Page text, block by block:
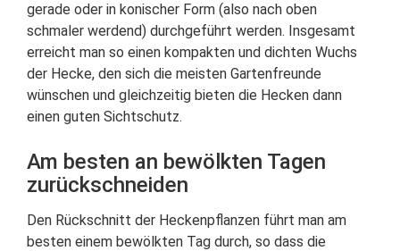
gerade oder in konischer Form (also nach oben
schmaler werdend) durchgeführt werden. Insgesamt
erreicht man so einen kompakten und dichten Wuchs
der Hecke, den sich die meisten Gartenfreunde
wünschen und gleichzeitig bieten die Hecken dann
einen guten Sichtschutz.
Am besten an bewölkten Tagen
zurückschneiden
Den Rückschnitt der Heckenpflanzen führt man am
besten einem bewölkten Tag durch, so dass die